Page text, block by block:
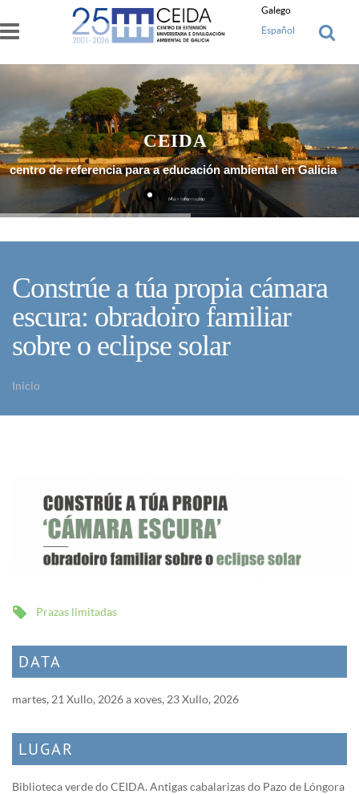
Ir o contido principal
Galego
Español
centro de referencia para a educación ambiental en Galicia
Máis Información
CEIDA
Constrúe a túa propia cámara
escura: obradoiro familiar
sobre o eclipse solar
Inicio
Prazas limitadas
DATA
martes, 21 Xullo, 2026axoves, 23 Xullo, 2026
LUGAR
Biblioteca verde do CEIDA. Antigas cabalarizas do Pazo de Lóngora